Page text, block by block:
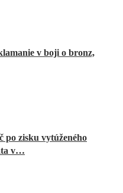
v boji o bronz,
zisku vytúženého
v…